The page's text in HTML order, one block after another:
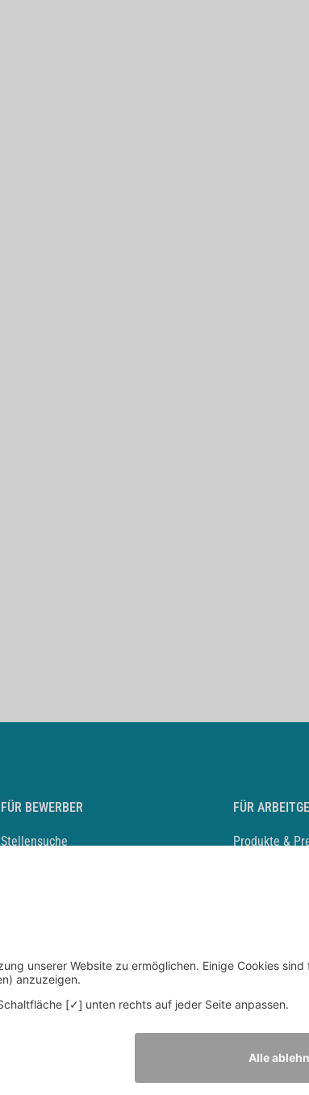
FÜR BEWERBER
Stellensuche
Durchsuchen Sie den Stellenkatalog
FÜR
Produkte &